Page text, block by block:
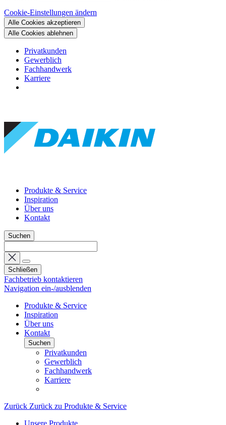
Cookie-Einstellungen ändern
Alle Cookies akzeptieren
Alle Cookies ablehnen
Privatkunden
Gewerblich
Fachhandwerk
Karriere
Produkte & Service
Inspiration
Über uns
Kontakt
Suchen
Schließen
Fachbetrieb kontaktieren
Navigation ein-/ausblenden
Produkte & Service
Inspiration
Über uns
Kontakt
Suchen
Privatkunden
Gewerblich
Fachhandwerk
Karriere
Zurück Zurück zu Produkte & Service
Unsere Produkte